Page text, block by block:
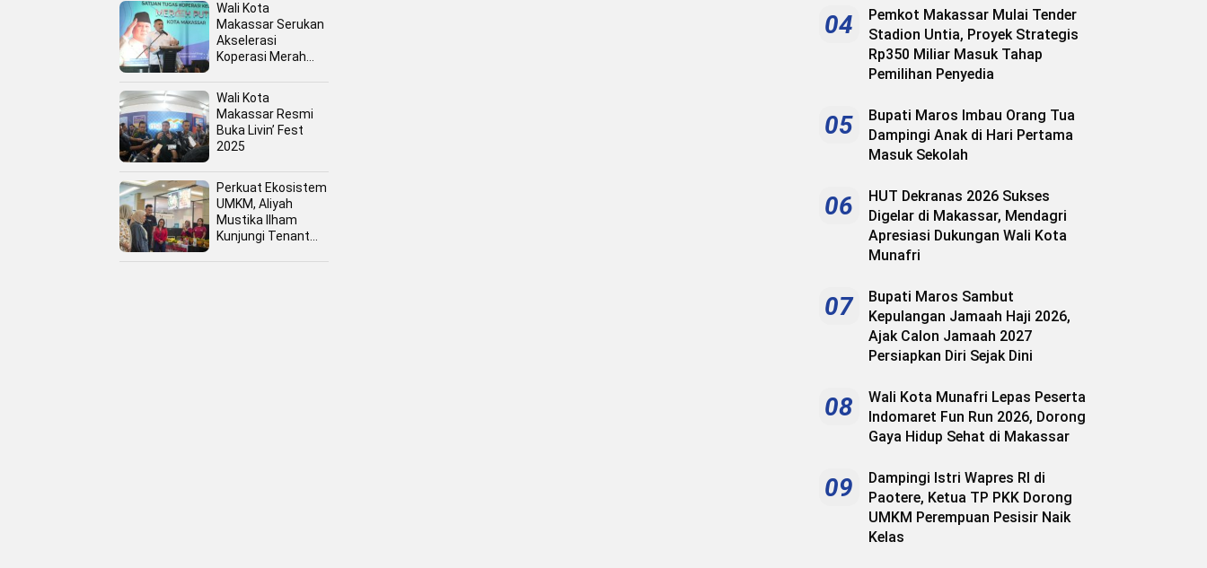
Wali Kota
Makassar Serukan
Akselerasi
Koperasi Merah
Program Presiden
Prabowo
Wali Kota
Makassar Resmi
Buka Livin’ Fest
2025
Perkuat Ekosistem
UMKM, Aliyah
Mustika Ilham
Kunjungi Tenant
04
Pemkot Makassar Mulai Tender
Stadion Untia, Proyek Strategis
Rp350 Miliar Masuk Tahap
Pemilihan Penyedia
05
Bupati Maros Imbau Orang Tua
Dampingi Anak di Hari Pertama
Masuk Sekolah
06
HUT Dekranas 2026 Sukses
Digelar di Makassar, Mendagri
Apresiasi Dukungan Wali Kota
Munafri
07
Bupati Maros Sambut
Kepulangan Jamaah Haji 2026,
Ajak Calon Jamaah 2027
Persiapkan Diri Sejak Dini
08
Wali Kota Munafri Lepas Peserta
Indomaret Fun Run 2026, Dorong
Gaya Hidup Sehat di Makassar
09
Dampingi Istri Wapres RI di
Paotere, Ketua TP PKK Dorong
UMKM Perempuan Pesisir Naik
Kelas